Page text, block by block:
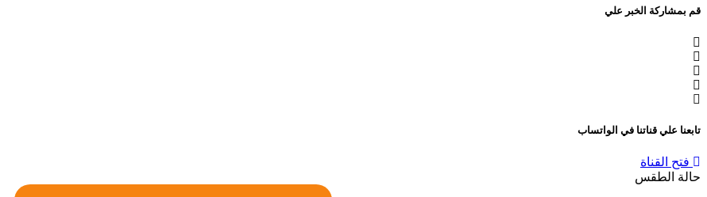
قم بمشاركة الخبر علي
تابعنا علي قناتنا في الواتساب
فتح القناة
حالة الطقس